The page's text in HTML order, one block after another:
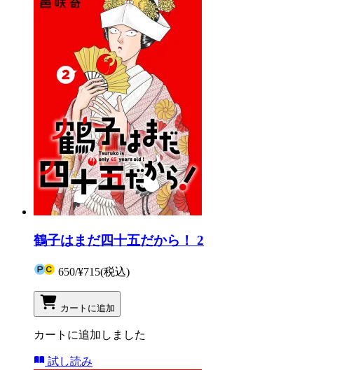
鶴子はまだ四十五だから！ 2
650/¥715(税込)
カートに追加
カートに追加しました
試し読み